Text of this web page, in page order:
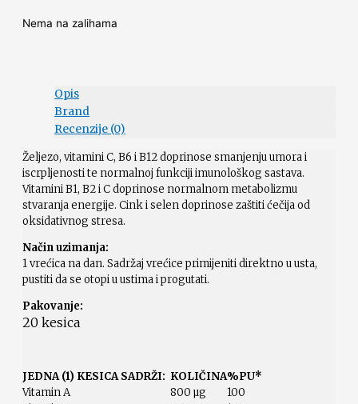
Nema na zalihama
Opis
Brand
Recenzije (0)
Željezo, vitamini C, B6 i B12 doprinose smanjenju umora i
iscrpljenosti te normalnoj funkciji imunološkog sastava.
Vitamini B1, B2 i C doprinose normalnom metabolizmu
stvaranja energije. Cink i selen doprinose zaštiti ćečija od
oksidativnog stresa.
Način uzimanja:
1 vrećica na dan. Sadržaj vrećice primijeniti direktno u usta,
pustiti da se otopi u ustima i progutati.
Pakovanje:
20 kesica
JEDNA (1) KESICA SADRŽI: KOLIČINA%PU*
Vitamin A
800 µg
100